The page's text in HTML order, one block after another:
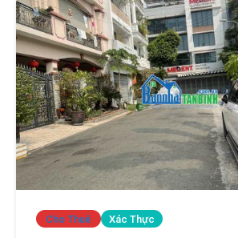
Cho Thuê Xác Thực